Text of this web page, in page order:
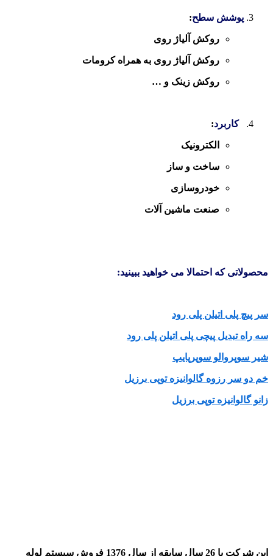
پوشش سطح:
روکش آلیاژ روی
روکش آلیاژ روی به همراه کرومات
روکش زینک و …
کاربرد:
الکترونیک
ساخت و ساز
خودروسازی
صنعت ماشین آلات
محصولاتی که احتمالا می خواهید ببینید:
سر پیچ پلی اتیلن پلی رود
سه راه تبدیل پیچی پلی اتیلن پلی رود
شیر سوپروالو سوپرپایپ
خم دو سر رزوه گالوانیزه توپی برزیل
زانو گالوانیزه توپی برزیل
این شرکت با 26 سال سابقه از سال 1376 فروش سیستم لوله